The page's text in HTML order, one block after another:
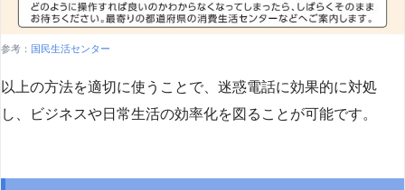
参考： 国民生活センター
以上の方法を適切に使うことで、迷惑電話に効果的に対処
し、ビジネスや日常生活の効率化を図ることが可能です。